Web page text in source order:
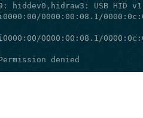
denied